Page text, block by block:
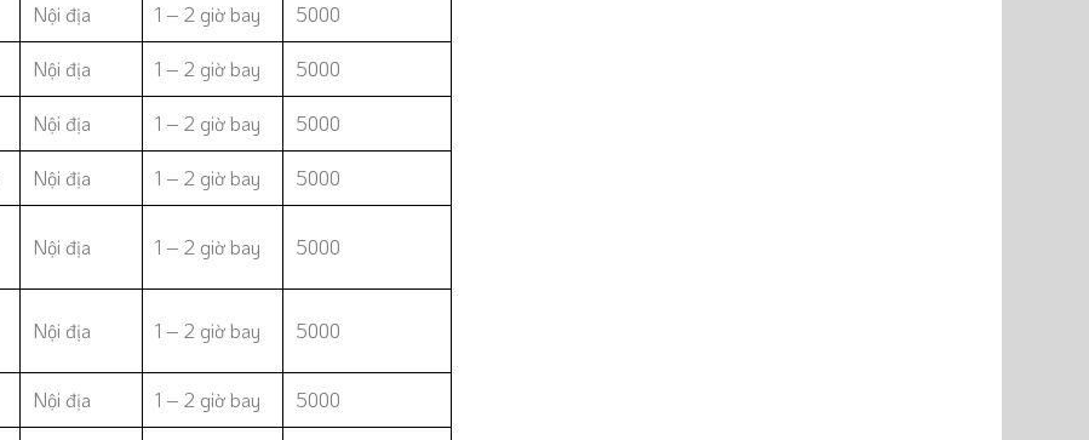
Nội địa 1 – 2 giờ bay 5000
Nội địa 1 – 2 giờ bay 5000
Nội địa 1 – 2 giờ bay 5000
Nội địa 1 – 2 giờ bay 5000
Nội địa 1 – 2 giờ bay 5000
Nội địa 1 – 2 giờ bay 5000
Nội địa 1 – 2 giờ bay 5000